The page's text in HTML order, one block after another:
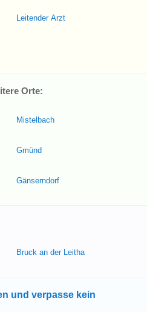
Leitender Arzt
Orte:
Mistelbach
Gmünd
Gänserndorf
Bruck an der Leitha
und verpasse kein